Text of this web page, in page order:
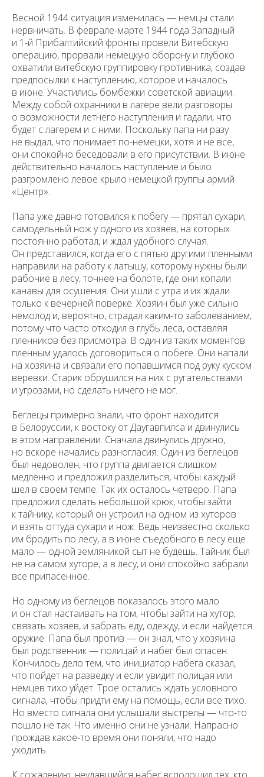
Весной 1944 ситуация изменилась — немцы стали
нервничать. В феврале-марте 1944 года Западный
и 1-й Прибалтийский фронты провели Витебскую
операцию, прорвали немецкую оборону и глубоко
охватили витебскую группировку противника, создав
предпосылки к наступлению, которое и началось
в июне. Участились бомбежки советской авиации.
Между собой охранники в лагере вели разговоры
о возможности летнего наступления и гадали, что
будет с лагерем и с ними. Поскольку папа ни разу
не выдал, что понимает по-немецки, хотя и не все,
они спокойно беседовали в его присутствии. В июне
действительно началось наступление и было
разгромлено левое крыло немецкой группы армий
«Центр».
Папа уже давно готовился к побегу — прятал сухари,
самодельный нож у одного из хозяев, на которых
постоянно работал, и ждал удобного случая.
Он представился, когда его с пятью другими пленными
направили на работу к латышу, которому нужны были
рабочие в лесу, точнее на болоте, где они копали
канавы для осушения. Они ушли с утра и их ждали
только к вечерней поверке. Хозяин был уже сильно
немолод и, вероятно, страдал каким-то заболеванием,
потому что часто отходил в глубь леса, оставляя
пленников без присмотра. В один из таких моментов
пленным удалось договориться о побеге. Они напали
на хозяина и связали его попавшимся под руку куском
веревки. Старик обрушился на них с ругательствами
и угрозами, но сделать ничего не мог.
Беглецы примерно знали, что фронт находится
в Белоруссии, к востоку от Даугавпилса и двинулись
в этом направлении. Сначала двинулись дружно,
но вскоре начались разногласия. Один из беглецов
был недоволен, что группа двигается слишком
медленно и предложил разделиться, чтобы каждый
шел в своем темпе. Так их осталось четверо. Папа
предложил сделать небольшой крюк, чтобы зайти
к тайнику, который он устроил на одном из хуторов
и взять оттуда сухари и нож. Ведь неизвестно сколько
им бродить по лесу, а в июне съедобного в лесу еще
мало — одной земляникой сыт не будешь. Тайник был
не на самом хуторе, а в лесу, и они спокойно забрали
все припасенное.
Но одному из беглецов показалось этого мало
и он стал настаивать на том, чтобы зайти на хутор,
связать хозяев, и забрать еду, одежду, и если найдется
оружие. Папа был против — он знал, что у хозяина
был родственник — полицай и набег был опасен.
Кончилось дело тем, что инициатор набега сказал,
что пойдет на разведку и если увидит полицая или
немцев тихо уйдет. Трое остались ждать условного
сигнала, чтобы придти ему на помощь, если все тихо.
Но вместо сигнала они услышали выстрелы — что-то
пошло не так. Что именно они не узнали. Напрасно
прождав какое-то время они поняли, что надо
уходить.
На данном информационном ресурсе могут быть
опубликованы архивные материалы с упоминанием
физических и юридических лиц, включенных
Министерством юстиции Российской Федерации в реестр
иностранных агентов, а также организаций, признанных
экстремистскими и запрещенных на территории
Политика СПбГУ в отношении обработки
персональных данных
Saint Petersburg State University© 2026
Уважаемые универсанты и гости! Если
вы заметили неточность в опубликованных
сведениях, пожалуйста, сообщите об этом
на электронный адресpro@spbu.ru
Санкт-Петербургский государственный университет©
2026